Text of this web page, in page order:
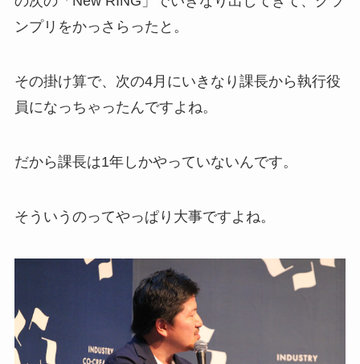
ンプリをかっさらったと。
その掛け算で、次の4月にいきなり課長から執行役
員になっちゃったんですよね。
だから課長は1年しかやっていないんです。
そういうのってやっぱり大事ですよね。